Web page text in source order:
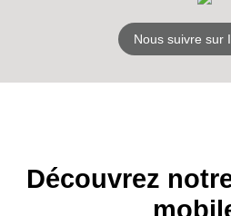
Nous suivre sur
Découvrez